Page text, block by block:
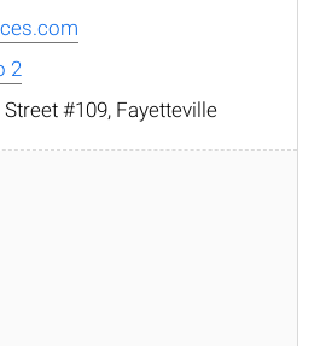
2
#109, Fayetteville